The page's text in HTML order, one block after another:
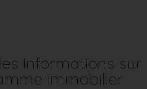
informations sur
immobilier